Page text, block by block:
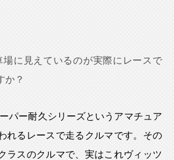
場に見えているのが実際にレースで
か？
パー耐久シリーズというアマチュア
れるレースで走るクルマです。その
ラスのクルマで、実はこれヴィッツ